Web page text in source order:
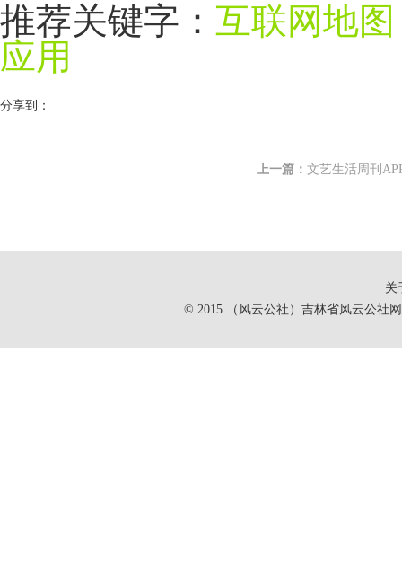
推荐关键字： 互联网地图
应用
分享到：
上一篇： 文艺生活周刊
关
© 2015 （风云公社）吉林省风云公社